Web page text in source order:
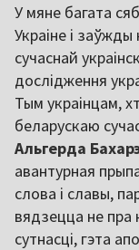
У мяне багата
Украіне і
сучаснай
дослідження
Тым украінцам,
беларускаю
Альгерда
авантурная
слова і славы,
вядзецца не пра
сутнасці, гэта